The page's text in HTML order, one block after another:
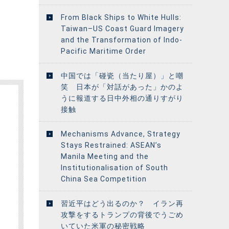
From Black Ships to White Hulls:
Taiwan–US Coast Guard Imagery
and the Transformation of Indo-
Pacific Maritime Order
中国では「碰瓷（当たり屋）」と嘲
笑 日本が「対話があった」かのよ
うに報道する日中外相の通りすがり
接触
Mechanisms Advance, Strategy
Stays Restrained: ASEAN’s
Manila Meeting and the
Institutionalisation of South
China Sea Competition
習近平はどう出るのか？ イラン再
攻撃をするトランプの背後でうごめ
いていた米軍の秘密戦略